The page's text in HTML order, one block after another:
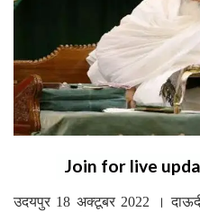
Join for live
उदयपुर 18 अक्टूबर 2022 ।